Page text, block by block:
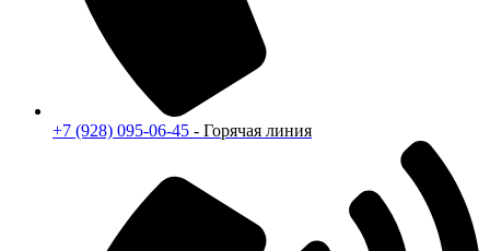
+7 (928) 095-06-45 - Горячая линия